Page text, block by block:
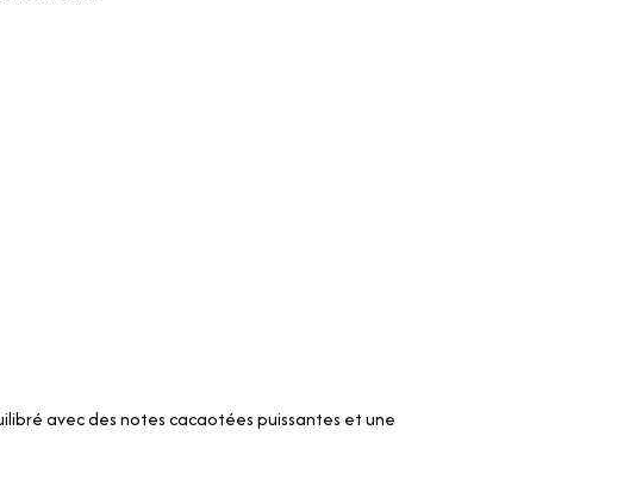
avec des notes cacaotées puissantes et une